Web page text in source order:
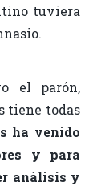
tuviera
el parón,
tiene todas
ha venido
y para
análisis y